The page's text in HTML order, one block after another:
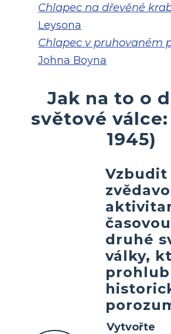
Chlapec na dřevěné
Leysona
Chlapec v pruhovaném
Johna Boyna
Jak na to o
světové válce:
1945)
Vzbudit
druhé
války,
Vytvořte